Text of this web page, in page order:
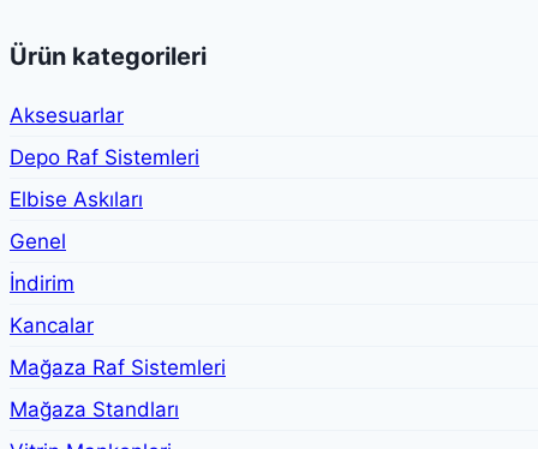
Ürün kategorileri
Aksesuarlar
Depo Raf Sistemleri
Elbise Askıları
Genel
İndirim
Kancalar
Mağaza Raf Sistemleri
Mağaza Standları